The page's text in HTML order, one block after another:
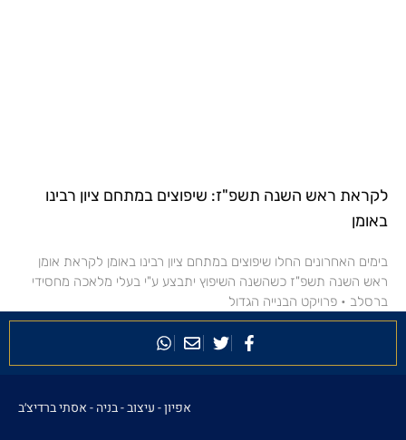
לקראת ראש השנה תשפ"ז: שיפוצים במתחם ציון רבינו
באומן
בימים האחרונים החלו שיפוצים במתחם ציון רבינו באומן לקראת אומן
ראש השנה תשפ"ז כשהשנה השיפוץ יתבצע ע"י בעלי מלאכה מחסידי
ברסלב • פרויקט הבנייה הגדול
אפיון - עיצוב - בניה -אסתי ברדיצ׳ב